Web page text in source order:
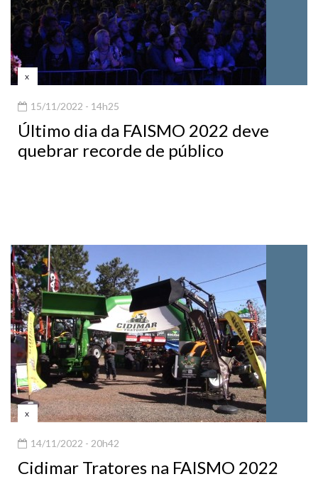
x
15/11/2022 - 14h25
Último dia da FAISMO 2022 deve
quebrar recorde de público
x
14/11/2022 - 20h42
Cidimar Tratores na FAISMO 2022